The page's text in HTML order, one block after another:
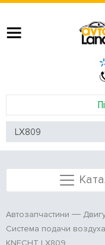
Автозапчастини
Система подачи воздуха
KNECHT LX809